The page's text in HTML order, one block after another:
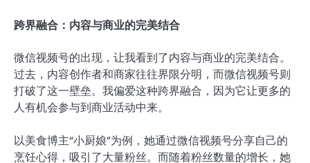
跨界融合：内容与商业的完美结合
微信视频号的出现，让我看到了内容与商业的完美结合。
过去，内容创作者和商家往往界限分明，而微信视频号则
打破了这一壁垒。我偏爱这种跨界融合，因为它让更多的
人有机会参与到商业活动中来。
以美食博主“小厨娘”为例，她通过微信视频号分享自己的
烹饪心得，吸引了大量粉丝。而随着粉丝数量的增长，她